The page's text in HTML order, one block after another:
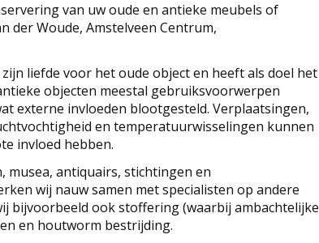
van uw oude en antieke meubels of
der Woude, Amstelveen Centrum,
liefde voor het oude object en heeft als doel het
objecten meestal gebruiksvoorwerpen
externe invloeden blootgesteld. Verplaatsingen,
en temperatuurwisselingen kunnen
invloed hebben.
antiquairs, stichtingen en
wij nauw samen met specialisten op andere
bijvoorbeeld ook stoffering (waarbij ambachtelijke
en houtworm bestrijding.